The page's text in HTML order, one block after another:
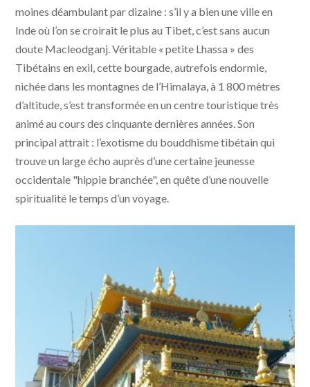
moines déambulant par dizaine : s’il y a bien une ville en
Inde où l’on se croirait le plus au Tibet, c’est sans aucun
doute Macleodganj. Véritable « petite Lhassa » des
Tibétains en exil, cette bourgade, autrefois endormie,
nichée dans les montagnes de l’Himalaya, à 1 800 mètres
d’altitude, s’est transformée en un centre touristique très
animé au cours des cinquante dernières années. Son
principal attrait : l’exotisme du bouddhisme tibétain qui
trouve un large écho auprès d’une certaine jeunesse
occidentale "hippie branchée", en quête d’une nouvelle
spiritualité le temps d’un voyage.